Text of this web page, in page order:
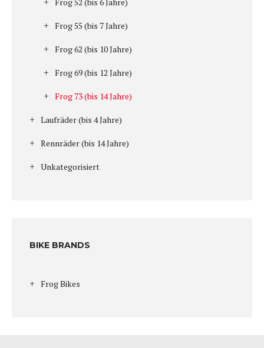
Frog 55 (bis 7 Jahre)
Frog 62 (bis 10 Jahre)
Frog 69 (bis 12 Jahre)
Frog 73 (bis 14 Jahre)
Laufräder (bis 4 Jahre)
Rennräder (bis 14 Jahre)
Unkategorisiert
BIKE BRANDS
Frog Bikes